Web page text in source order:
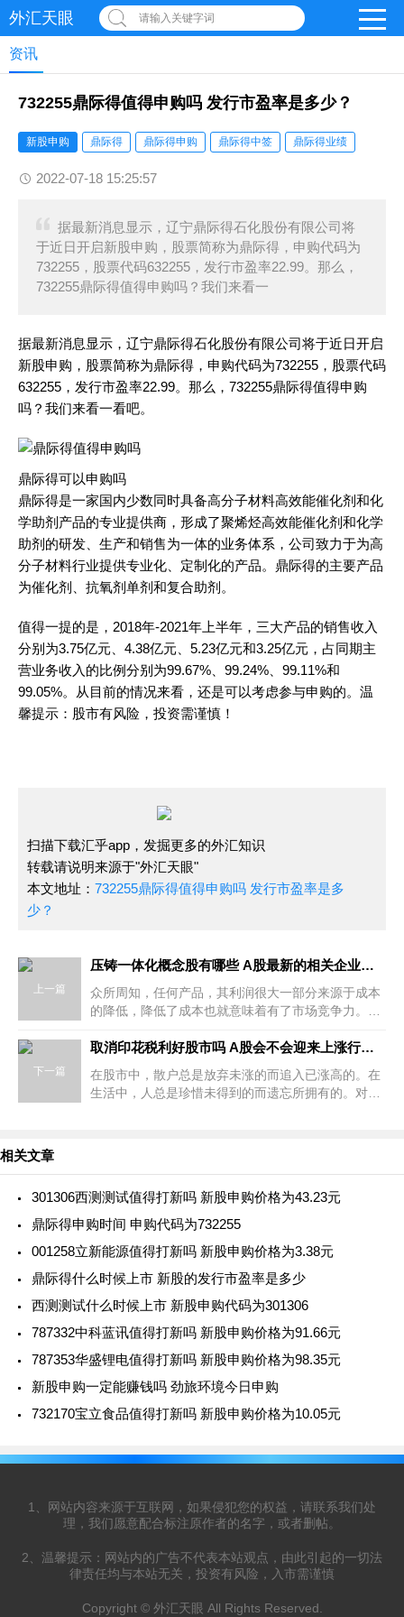
外汇天眼 请输入关键字词
资讯
732255鼎际得值得申购吗 发行市盈率是多少？
新股申购 鼎际得 鼎际得申购 鼎际得中签 鼎际得业绩
2022-07-18 15:25:57
据最新消息显示，辽宁鼎际得石化股份有限公司将
于近日开启新股申购，股票简称为鼎际得，申购代码为
732255，股票代码632255，发行市盈率22.99。那么，
732255鼎际得值得申购吗？我们来看一
据最新消息显示，辽宁鼎际得石化股份有限公司将于近日开启
新股申购，股票简称为鼎际得，申购代码为732255，股票代码
632255，发行市盈率22.99。那么，732255鼎际得值得申购
吗？我们来看一看吧。
鼎际得可以申购吗
鼎际得是一家国内少数同时具备高分子材料高效能催化剂和化
学助剂产品的专业提供商，形成了聚烯烃高效能催化剂和化学
助剂的研发、生产和销售为一体的业务体系，公司致力于为高
分子材料行业提供专业化、定制化的产品。鼎际得的主要产品
为催化剂、抗氧剂单剂和复合助剂。
值得一提的是，2018年-2021年上半年，三大产品的销售收入
分别为3.75亿元、4.38亿元、5.23亿元和3.25亿元，占同期主
营业务收入的比例分别为99.67%、99.24%、99.11%和
99.05%。从目前的情况来看，还是可以考虑参与申购的。温
馨提示：股市有风险，投资需谨慎！
扫描下载汇乎app，发掘更多的外汇知识
转载请说明来源于"外汇天眼"
本文地址： 732255鼎际得值得申购吗 发行市盈率是多
少？
上一篇
压铸一体化概念股有哪些 A股最新的相关企业一览
众所周知，任何产品，其利润很大一部分来源于成本
的降低，降低了成本也就意味着有了市场竞争力。这
压铸一体化概念股有哪些呢？我们来
下一篇
取消印花税利好股市吗 A股会不会迎来上涨行情？
在股市中，散户总是放弃未涨的而追入已涨高的。在
生活中，人总是珍惜未得到的而遗忘所拥有的。对于
相关文章
301306西测测试值得打新吗 新股申购价格为43.23元
鼎际得申购时间 申购代码为732255
001258立新能源值得打新吗 新股申购价格为3.38元
鼎际得什么时候上市 新股的发行市盈率是多少
西测测试什么时候上市 新股申购代码为301306
787332中科蓝讯值得打新吗 新股申购价格为91.66元
787353华盛锂电值得打新吗 新股申购价格为98.35元
新股申购一定能赚钱吗 劲旅环境今日申购
732170宝立食品值得打新吗 新股申购价格为10.05元
1、网站内容来源于互联网，如果侵犯您的权益，请联系我们处
理，我们愿意配合标注原作者的名字，或者删帖。
2、温馨提示：网站内的广告不代表本站观点，由此引起的一切法
律责任均与本站无关，投资有风险，入市需谨慎
Copyright © 外汇天眼 All Rights Reserved.